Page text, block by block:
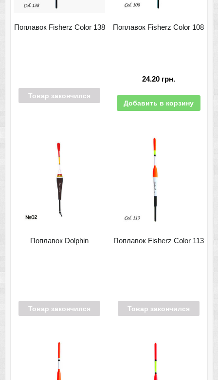
Поплавок Fisherz Color 138
Товар закончился
Поплавок Fisherz Color 108
24.20 грн.
Добавить в корзину
Поплавок Dolphin
Товар закончился
Поплавок Fisherz Color 113
Товар закончился